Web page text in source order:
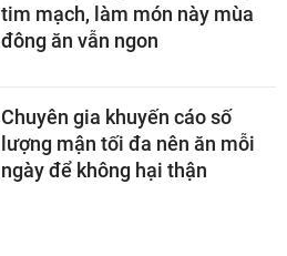
tim mạch, làm món này mùa
đông ăn vẫn ngon
Chuyên gia khuyến cáo số
lượng mận tối đa nên ăn mỗi
ngày để không hại thận